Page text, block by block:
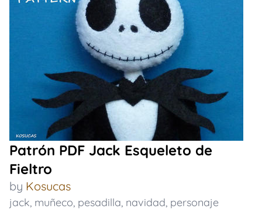
Patrón PDF Jack Esqueleto de
Fieltro
by Kosucas
jack, muñeco, pesadilla, navidad, personaje